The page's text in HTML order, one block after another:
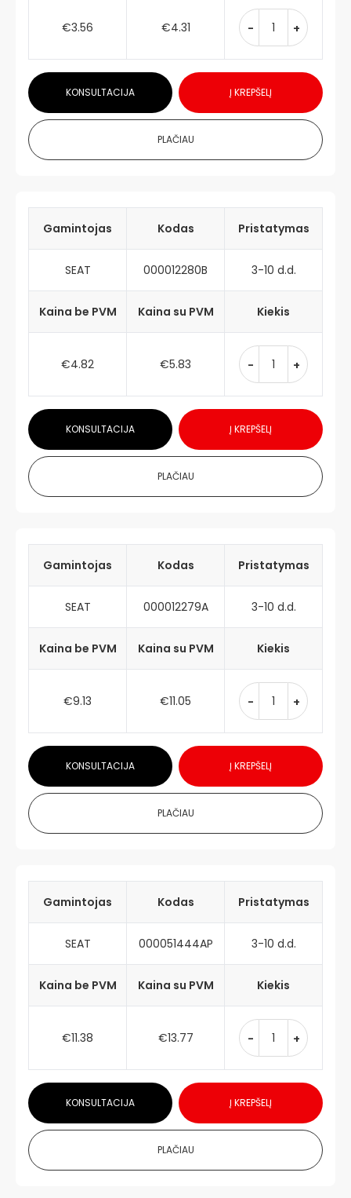
€3.56 €4.31 - +
KONSULTACIJA Į KREPŠELĮ
PLAČIAU
Gamintojas Kodas Pristatymas
SEAT 000012280B 3-10 d.d.
Kaina be PVM Kaina su PVM Kiekis
€4.82 €5.83 - +
KONSULTACIJA Į KREPŠELĮ
PLAČIAU
Gamintojas Kodas Pristatymas
SEAT 000012279A 3-10 d.d.
Kaina be PVM Kaina su PVM Kiekis
€9.13 €11.05 - +
KONSULTACIJA Į KREPŠELĮ
PLAČIAU
Gamintojas Kodas Pristatymas
SEAT 000051444AP 3-10 d.d.
Kaina be PVM Kaina su PVM Kiekis
€11.38 €13.77 - +
KONSULTACIJA Į KREPŠELĮ
PLAČIAU